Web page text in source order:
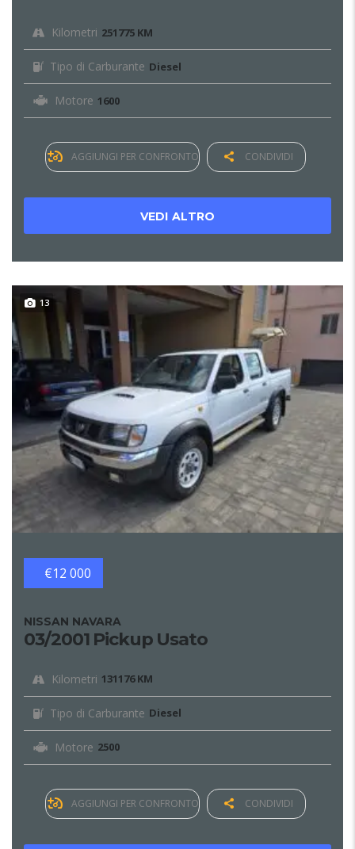
Kilometri 251775 KM
Tipo di Carburante Diesel
Motore 1600
AGGIUNGI PER CONFRONTO CONDIVIDI
VEDI ALTRO
13
€12 000
NISSAN NAVARA
03/2001 Pickup Usato
Kilometri 131176 KM
Tipo di Carburante Diesel
Motore 2500
AGGIUNGI PER CONFRONTO CONDIVIDI